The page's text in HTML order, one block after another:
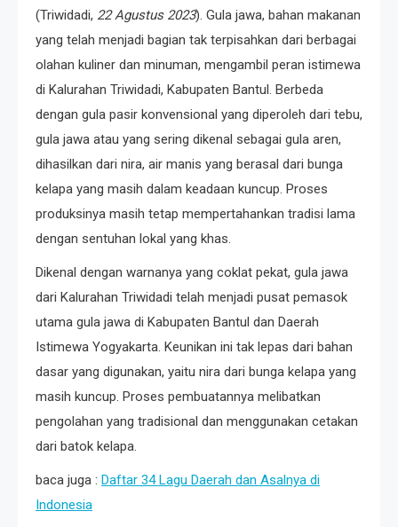
(Triwidadi, 22 Agustus 2023). Gula jawa, bahan makanan
yang telah menjadi bagian tak terpisahkan dari berbagai
olahan kuliner dan minuman, mengambil peran istimewa
di Kalurahan Triwidadi, Kabupaten Bantul. Berbeda
dengan gula pasir konvensional yang diperoleh dari tebu,
gula jawa atau yang sering dikenal sebagai gula aren,
dihasilkan dari nira, air manis yang berasal dari bunga
kelapa yang masih dalam keadaan kuncup. Proses
produksinya masih tetap mempertahankan tradisi lama
dengan sentuhan lokal yang khas.
Dikenal dengan warnanya yang coklat pekat, gula jawa
dari Kalurahan Triwidadi telah menjadi pusat pemasok
utama gula jawa di Kabupaten Bantul dan Daerah
Istimewa Yogyakarta. Keunikan ini tak lepas dari bahan
dasar yang digunakan, yaitu nira dari bunga kelapa yang
masih kuncup. Proses pembuatannya melibatkan
pengolahan yang tradisional dan menggunakan cetakan
dari batok kelapa.
baca juga : Daftar 34 Lagu Daerah dan Asalnya di
Indonesia